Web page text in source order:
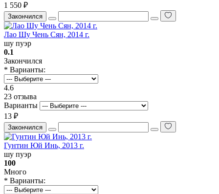
1 550 ₽
Закончился
Лао Шу Чень Сян, 2014 г.
шу пуэр
0.1
Закончился
* Варианты:
4.6
23 отзыва
Варианты
13 ₽
Закончился
Гунтин Юй Инь, 2013 г.
шу пуэр
100
Много
* Варианты: